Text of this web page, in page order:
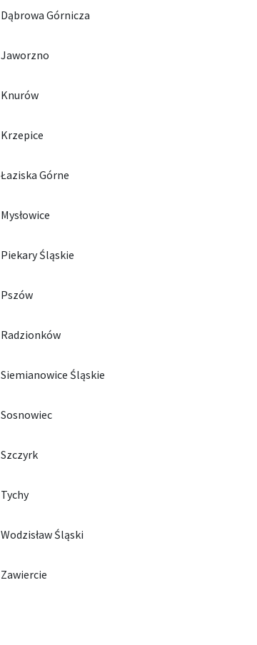
Dąbrowa Górnicza
Jaworzno
Knurów
Krzepice
Łaziska Górne
Mysłowice
Piekary Śląskie
Pszów
Radzionków
Siemianowice Śląskie
Sosnowiec
Szczyrk
Tychy
Wodzisław Śląski
Zawiercie